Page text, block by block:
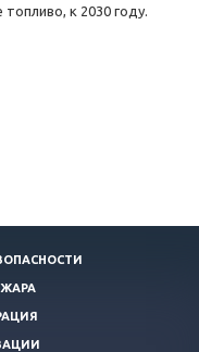
к 2030 году.